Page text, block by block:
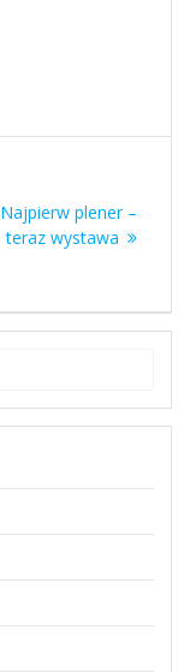
Next
post:
Najpierw plener –
teraz wystawa